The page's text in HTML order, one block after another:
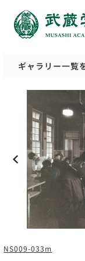
ギャラリー一覧
NS009-033m